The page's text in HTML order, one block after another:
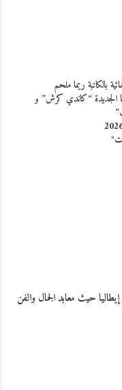
بالكاتبة ريما ملحم
الجديدة “كاندي كرش” و
حيث معابد الجمال والفن